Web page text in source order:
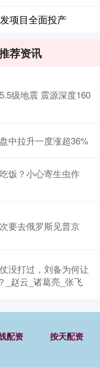
项目全面投产
荐资讯
级地震 震源深度160
中拉升一度涨超36%
饭？小心寄生虫作
要去俄罗斯见普京
没打过，刘备为何让
_赵云_诸葛亮_张飞
配资 按天配资